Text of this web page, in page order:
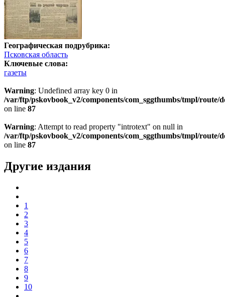
Географическая подрубрика:
Псковская область
Ключевые слова:
газеты
Warning: Undefined array key 0 in
/var/ftp/pskovbook_v2/components/com_sggthumbs/tmpl/route/
on line 87
Warning: Attempt to read property "introtext" on null in
/var/ftp/pskovbook_v2/components/com_sggthumbs/tmpl/route/
on line 87
Другие издания
1
2
3
4
5
6
7
8
9
10